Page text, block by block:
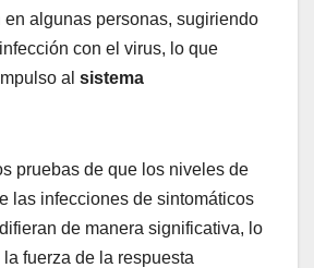
en algunas personas, sugiriendo
con el virus, lo que
al sistema
pruebas de que los niveles de
las infecciones de sintomáticos
de manera significativa, lo
fuerza de la respuesta